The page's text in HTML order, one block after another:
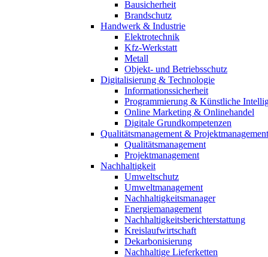
Bausicherheit
Brandschutz
Handwerk & Industrie
Elektrotechnik
Kfz-Werkstatt
Metall
Objekt- und Betriebsschutz
Digitalisierung & Technologie
Informationssicherheit
Programmierung & Künstliche
Online Marketing & Onlinehandel
Digitale Grundkompetenzen
Qualitätsmanagement & Projektmanagement
Qualitätsmanagement
Projektmanagement
Nachhaltigkeit
Umweltschutz
Umweltmanagement
Nachhaltigkeitsmanager
Energiemanagement
Nachhaltigkeitsberichterstattung
Kreislaufwirtschaft
Dekarbonisierung
Nachhaltige Lieferketten